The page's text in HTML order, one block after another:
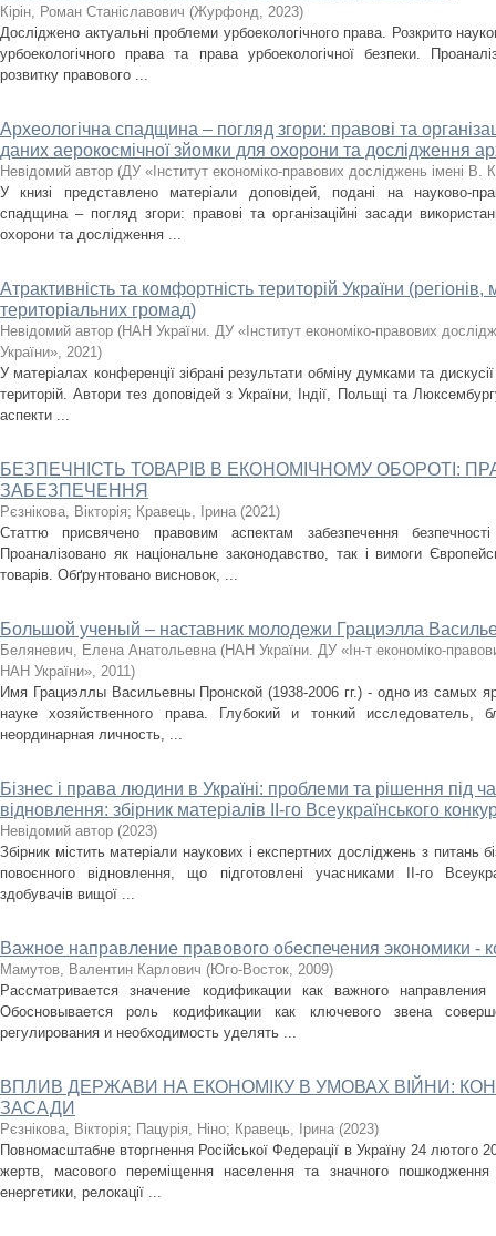
Кірін, Роман Станіславович (Журфонд, 2023)
Досліджено актуальні проблеми урбоекологічного права. Розкрито
урбоекологічного права та права урбоекологічної безпеки.
розвитку правового ...
Археологічна спадщина – погляд згори: правові та
даних аерокосмічної зйомки для охорони та дослідження
Невідомий автор (ДУ «Інститут економіко-правових досліджень імені
У книзі представлено матеріали доповідей, подані на науково-
спадщина – погляд згори: правові та організаційні засади
охорони та дослідження ...
Атрактивність та комфортність територій України (регіонів,
територіальних громад)
Невідомий автор (НАН України. ДУ «Інститут економіко-правових
України», 2021)
У матеріалах конференції зібрані результати обміну думками та
територій. Автори тез доповідей з України, Індії, Польщі та
аспекти ...
БЕЗПЕЧНІСТЬ ТОВАРІВ В ЕКОНОМІЧНОМУ ОБОРОТІ:
ЗАБЕЗПЕЧЕННЯ
Рєзнікова, Вікторія; Кравець, Ірина (2021)
Статтю присвячено правовим аспектам забезпечення
Проаналізовано як національне законодавство, так і вимоги
товарів. Обґрунтовано висновок, ...
Большой ученый – наставник молодежи Грациэлла
Беляневич, Елена Анатольевна (НАН України. ДУ «Ін-т економіко-
НАН України», 2011)
Имя Грациэллы Васильевны Пронской (1938-2006 гг.) - одно из самых
науке хозяйственного права. Глубокий и тонкий исследователь,
неординарная личность, ...
Бізнес і права людини в Україні: проблеми та рішення під
відновлення: збірник матеріалів ІІ-го Всеукраїнського
Невідомий автор (2023)
Збірник містить матеріали наукових і експертних досліджень з питань
повоєнного відновлення, що підготовлені учасниками ІІ-го
здобувачів вищої ...
Важное направление правового обеспечения экономики -
Мамутов, Валентин Карлович (Юго-Восток, 2009)
Рассматривается значение кодификации как важного направления
Обосновывается роль кодификации как ключевого звена
регулирования и необходимость уделять ...
ВПЛИВ ДЕРЖАВИ НА ЕКОНОМІКУ В УМОВАХ ВІЙНИ:
ЗАСАДИ
Рєзнікова, Вікторія; Пацурія, Ніно; Кравець, Ірина (2023)
Повномасштабне вторгнення Російської Федерації в Україну 24
жертв, масового переміщення населення та значного
енергетики, релокації ...